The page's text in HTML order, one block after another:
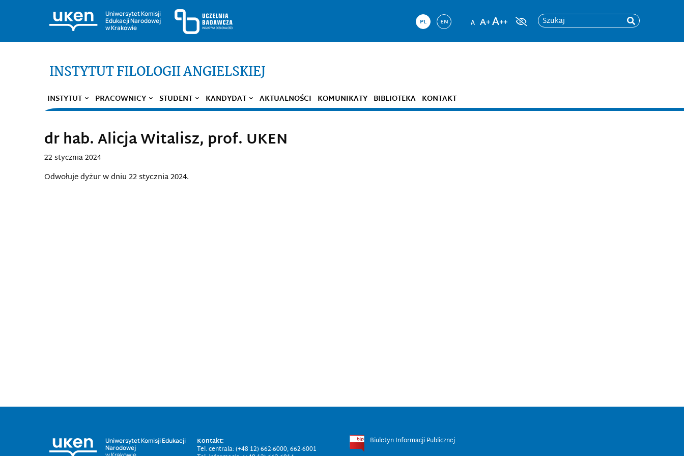
Uniwersytet Komisji
Edukacji Narodowej
w Krakowie
PL EN Szukaj
INSTYTUT FILOLOGII ANGIELSKIEJ
INSTYTUT PRACOWNICY STUDENT KANDYDAT AKTUALNOŚCI KOMUNIKATY BIBLIOTEKA KONTAKT
dr hab. Alicja Witalisz, prof. UKEN
22 stycznia 2024
Odwołuje dyżur w dniu 22 stycznia 2024.
Uniwersytet Komisji Edukacji
Narodowej
Kontakt:
Tel. centrala: (+48 12) 662-6000, 662-6001
Biuletyn Informacji Publicznej